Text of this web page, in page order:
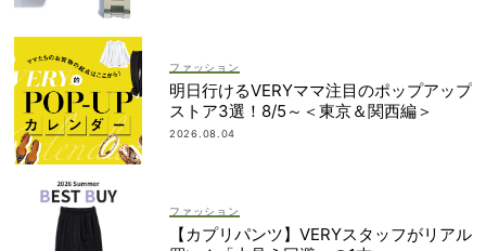
ファッション
明日行けるVERYママ注目のポップアップ
ストア3選！8/5～＜東京＆関西編＞
2026.08.04
ファッション
【カプリパンツ】VERYスタッフがリアル